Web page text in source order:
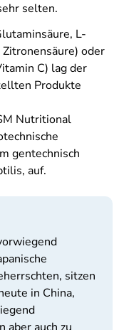
selten.
L-
oder
C) lag der
Produkte
Nutritional
gentechnisch
auf.
sitzen
in China,